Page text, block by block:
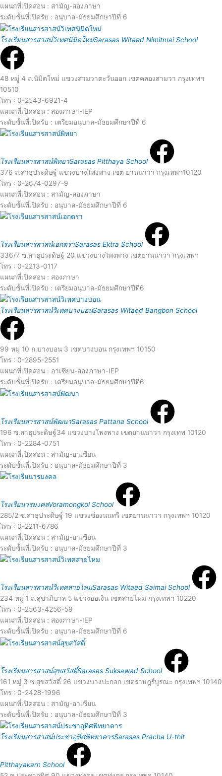
o
แผนกที่เปิดสอน : สามัญ-สองภาษา
ระดับชั้นที่เปิดรับ : อนุบาล-มัธยมศึกษาปีที่ 6
โรงเรียนสารสาสน์วิเทศนิมิตใหม่Sarasas Witaed Nimitmai School
R
e
a
d
M
o
r
e
48 หมู่ 4 ถ.นิมิตใหม่ แขวงสามวาตะวันออก เขตคลองสามวา กรุงเทพฯ
10510
โทร : 0-2543-6921-4
แผนกที่เปิดสอน : สองภาษา-IEP
ระดับชั้นที่เปิดรับ : เตรียมอนุบาล-มัธยมศึกษาปีที่ 6
โรงเรียนสารสาสน์พิทยาSarasas Pitthaya School
R
e
M
o
e
376 ถ.สาธุประดิษฐ์ แขวงบางโพงพาง เขต ยานนาวา กรุงเทพฯ10120
โทร : 0-2674-0297-9
แผนกที่เปิดสอน : สามัญ-สองภาษา
ระดับชั้นที่เปิดรับ : อนุบาล-มัธยมศึกษาปีที่ 6
โรงเรียนสารสาสน์เอกตราSarasas Ektra School
R
e
M
e
336/7 ซ.สาธุประดิษฐ์ 20 แขวงบางโพงพาง เขตยานนาวา กรุงเทพฯ
โทร : 0-2213-0117
แผนกที่เปิดสอน : สองภาษา
ระดับชั้นที่เปิดรับ : เตรียมอนุบาล-มัธยมศึกษาปีที่6
โรงเรียนสารสาสน์วิเทศบางบอนSarasas Witaed Bangbon School
R
e
a
d
M
o
r
e
99 หมู่ 10 ถ.บางบอน 3 เขตบางบอน กรุงเทพฯ 10150
โทร : 0-2895-2551
แผนกที่เปิดสอน : อาเซียน-สองภาษา-IEP
ระดับชั้นที่เปิดรับ : เตรียมอนุบาล-มัธยมศึกษาปีที่6
โรงเรียนสารสาสน์พัฒนาSarasas Pattana School
R
e
o
196 ซ.สาธุประดิษฐ์34 แขวงบางโพงพาง เขตยานนาวา กรุงเทพ 10120
โทร : 0-2284-0751
แผนกที่เปิดสอน : สามัญ-อาเซียน
ระดับชั้นที่เปิดรับ : อนุบาล-มัธยมศึกษาปีที่ 3
โรงเรียนวรมงคลVoramongkol School
R
e
M
o
285/2 ซ.สาธุประดิษฐ์ 19 แขวงช่องนนทรี เขตยานนาวา กรุงเทพฯ 10120
โทร : 0-2211-6786
แผนกที่เปิดสอน : สามัญ-อาเซียน
ระดับชั้นที่เปิดรับ : อนุบาล-มัธยมศึกษาปีที่ 3
โรงเรียนสารสาสน์วิเทศสายไหมSarasas Witaed Saimai School
R
e
o
234 หมู่ 1 ถ.สุขาภิบาล 5 แขวงออเงิน เขตสายไหม กรุงเทพฯ 10220
โทร : 0-2563-4256-59
แผนกที่เปิดสอน : สองภาษา-IEP
ระดับชั้นที่เปิดรับ : อนุบาล-มัธยมศึกษาปีที่ 6
โรงเรียนสารสาสน์สุขสวัสดิ์Sarasas Suksawad School
R
e
M
161 หมู่ 3 ซ.สุขสวัสดิ์ 26 แขวงบางปะกอก เขตราษฎร์บูรณะ กรุงเทพฯ 10140
โทร : 0-2428-1996
แผนกที่เปิดสอน : สามัญ-อาเซียน
ระดับชั้นที่เปิดรับ : อนุบาล-มัธยมศึกษาปีที่ 3
โรงเรียนสารสาสน์ประชาอุทิศพิทยาคารSarasas Pracha U-thit
Pitthayakarn School
R
e